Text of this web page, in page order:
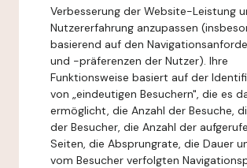
Verbesserung der Website-Leistung
Nutzererfahrung anzupassen
basierend auf den
und -präferenzen der Nutzer). Ihre
Funktionsweise basiert auf der
von „eindeutigen Besuchern", die es
ermöglicht, die Anzahl der Besuche,
der Besucher, die Anzahl der
Seiten, die Absprungrate, die Dauer
vom Besucher verfolgten